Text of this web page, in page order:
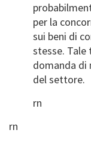
per la
sui beni di
stesse. Tale
domanda di
del settore.
rn
rn